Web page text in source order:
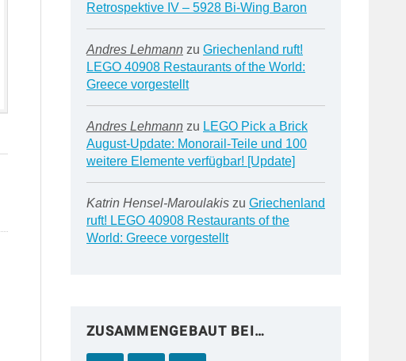
Retrospektive IV – 5928 Bi-Wing Baron
Andres Lehmannzu Griechenland ruft!
LEGO 40908 Restaurants of the World:
Greece vorgestellt
Andres Lehmannzu LEGO Pick a Brick
August-Update: Monorail-Teile und 100
weitere Elemente verfügbar! [Update]
Katrin Hensel-Maroulakiszu Griechenland
ruft! LEGO 40908 Restaurants of the
World: Greece vorgestellt
ZUSAMMENGEBAUT BEI…